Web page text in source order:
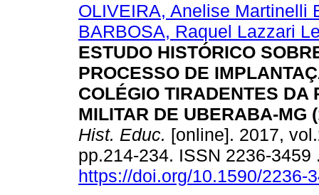
OLIVEIRA, Anelise Martinelli
BARBOSA, Raquel Lazzari
ESTUDO HISTÓRICO
PROCESSO DE
COLÉGIO TIRADENTES DA
MILITAR DE UBERABA-MG
Hist. Educ. [online]. 2017,
pp.214-234. ISSN 2236-
https://doi.org/10.1590/2236-